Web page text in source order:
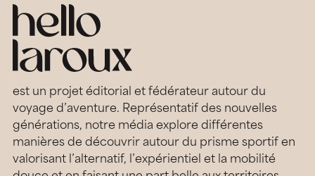
est un projet éditorial et fédérateur autour du
voyage d’aventure. Représentatif des nouvelles
générations, notre média explore différentes
manières de découvrir autour du prisme sportif en
valorisant l’alternatif, l’expérientiel et la mobilité